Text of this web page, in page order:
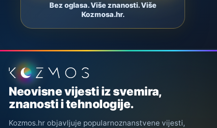
Bez oglasa. Više znanosti. Više
Kozmosa.hr.
Podnožje stranice
Neovisne vijesti iz svemira,
znanosti i tehnologije.
Kozmos.hr objavljuje popularnoznanstvene vijesti,